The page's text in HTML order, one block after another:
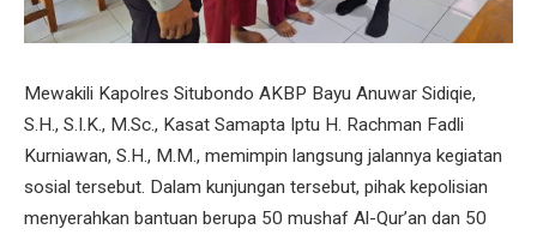
Mewakili Kapolres Situbondo AKBP Bayu Anuwar Sidiqie,
S.H., S.I.K., M.Sc., Kasat Samapta Iptu H. Rachman Fadli
Kurniawan, S.H., M.M., memimpin langsung jalannya kegiatan
sosial tersebut. Dalam kunjungan tersebut, pihak kepolisian
menyerahkan bantuan berupa 50 mushaf Al-Qur’an dan 50